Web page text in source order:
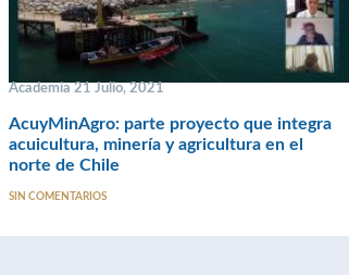
Academia 21 Julio, 2021
AcuyMinAgro: parte proyecto que integra
acuicultura, minería y agricultura en el
norte de Chile
SIN COMENTARIOS